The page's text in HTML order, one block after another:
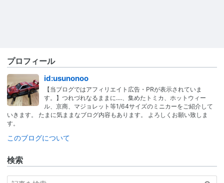
プロフィール
id:usunonoo
【当ブログではアフィリエイト広告・PRが表示されていま
す。】つれづれなるままに....、集めたトミカ、ホットウィー
ル、京商、マジョレット等1/64サイズのミニカーをご紹介して
いきます。 たまに気ままなブログ内容もあります。 よろしくお願い致しま
す。
このブログについて
検索